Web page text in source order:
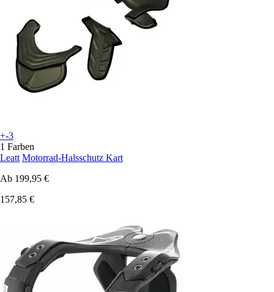
+-3
1 Farben
Leatt Motorrad-Halsschutz Kart
Ab 199,95 €
157,85 €